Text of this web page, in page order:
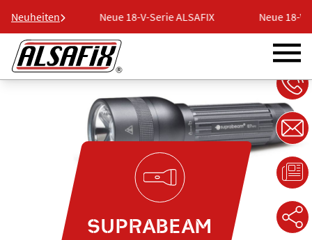
Neuheiten
ALSAFIX Neue 18-V-Serie ALSAFIX Neue 18-V-
SUPRABEAM